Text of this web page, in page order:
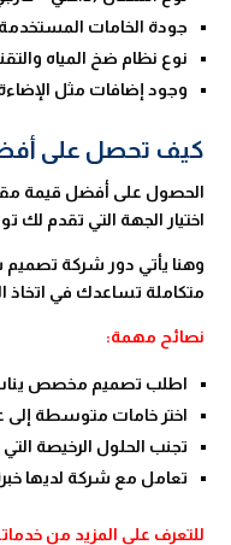
جودة الخامات المستخدمة
نوع نظام ضخ المياه
وجود إضافات مثل الإضاءة
كيف تحصل على
الحصول على أفضل قيمة
اختيار الجهة التي تقدم لك
وهنا يأتي دور شركة
متكاملة تساعدك في اتخاذ
نصائح مهمة:
اطلب تصميم مخصص
اختر خامات متوسطة إلى
تجنب الحلول الرخيصة
تعامل مع شركة لديها
للتعرف على المزيد من